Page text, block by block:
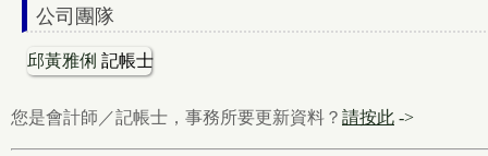
公司團隊
邱黃雅俐 記帳士
您是會計師／記帳士，事務所要更新資料？ 請按此 ->